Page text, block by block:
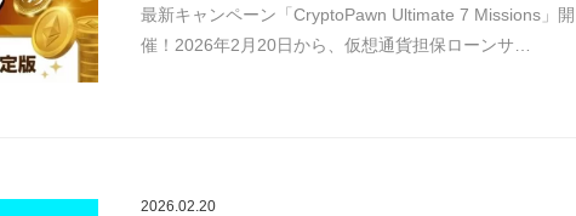
最新キャンペーン「CryptoPawn Ultimate 7 Missions」開
催！2026年2月20日から、仮想通貨担保ローンサ…
2026.02.20